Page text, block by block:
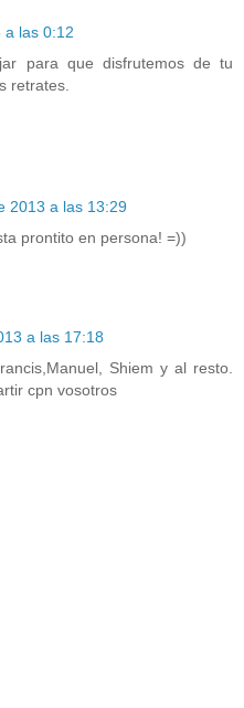
a las 0:12
para que disfrutemos de tu
retrates.
2013 a las 13:29
prontito en persona! =))
a las 17:18
Shiem y al resto.
cpn vosotros